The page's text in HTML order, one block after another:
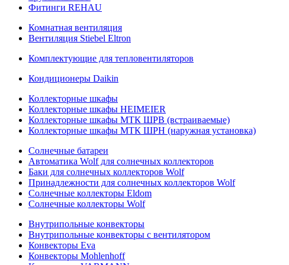
Фитинги REHAU
Комнатная вентиляция
Вентиляция Stiebel Eltron
Комплектующие для тепловентиляторов
Кондиционеры Daikin
Коллекторные шкафы
Коллекторные шкафы HEIMEIER
Коллекторные шкафы МТК ШРВ (встраиваемые)
Коллекторные шкафы МТК ШРН (наружная установка)
Солнечные батареи
Автоматика Wolf для солнечных коллекторов
Баки для солнечных коллекторов Wolf
Принадлежности для солнечных коллекторов Wolf
Солнечные коллекторы Eldom
Солнечные коллекторы Wolf
Внутрипольные конвекторы
Внутрипольные конвекторы с вентилятором
Конвекторы Eva
Конвекторы Mohlenhoff